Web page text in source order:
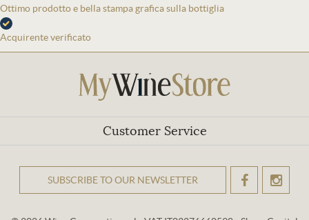
Ottimo prodotto e bella stampa grafica sulla bottiglia
Acquirente verificato
Customer Service
SUBSCRIBE TO OUR NEWSLETTER